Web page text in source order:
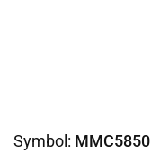
Symbol: MMC5850